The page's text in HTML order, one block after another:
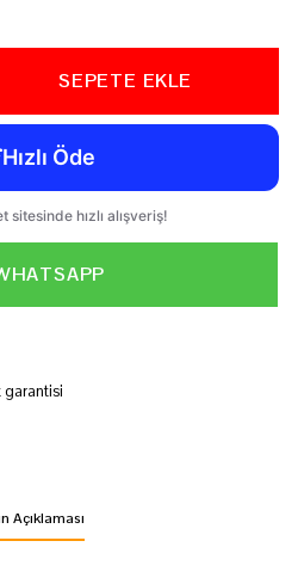
SEPETE EKLE
garantisi
Açıklaması